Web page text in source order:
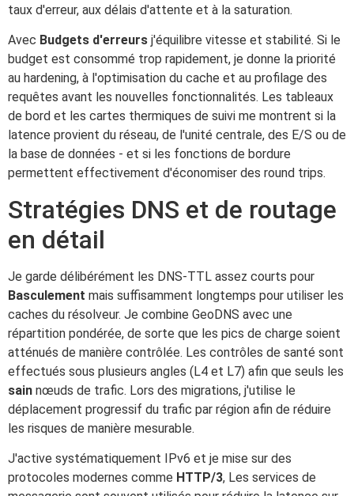
taux d'erreur, aux délais d'attente et à la saturation.
Avec Budgets d'erreurs j'équilibre vitesse et stabilité. Si le
budget est consommé trop rapidement, je donne la priorité
au hardening, à l'optimisation du cache et au profilage des
requêtes avant les nouvelles fonctionnalités. Les tableaux
de bord et les cartes thermiques de suivi me montrent si la
latence provient du réseau, de l'unité centrale, des E/S ou de
la base de données - et si les fonctions de bordure
permettent effectivement d'économiser des round trips.
Stratégies DNS et de routage
en détail
Je garde délibérément les DNS-TTL assez courts pour
Basculement mais suffisamment longtemps pour utiliser les
caches du résolveur. Je combine GeoDNS avec une
répartition pondérée, de sorte que les pics de charge soient
atténués de manière contrôlée. Les contrôles de santé sont
effectués sous plusieurs angles (L4 et L7) afin que seuls les
sain nœuds de trafic. Lors des migrations, j'utilise le
déplacement progressif du trafic par région afin de réduire
les risques de manière mesurable.
J'active systématiquement IPv6 et je mise sur des
protocoles modernes comme HTTP/3, Les services de